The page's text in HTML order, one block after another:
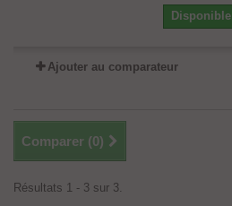
Disponible
Ajouter au comparateur
Comparer (0)
Résultats 1 - 3 sur 3.